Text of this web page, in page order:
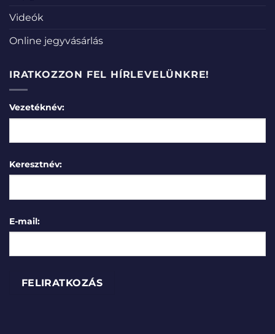
Videók
Online jegyvásárlás
IRATKOZZON FEL HÍRLEVELÜNKRE!
Vezetéknév:
Keresztnév:
E-mail: